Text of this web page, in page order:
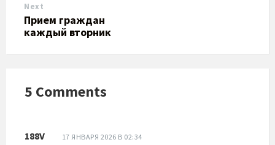
Next
Прием граждан
каждый вторник
5 Comments
188V 17 ЯНВАРЯ 2026 В 02:34